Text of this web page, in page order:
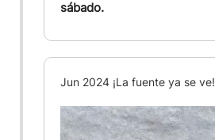
sábado.
Jun 2024 ¡La fuente ya se ve!